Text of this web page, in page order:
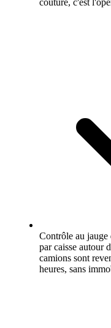
couture, c'est
Contrôle au jauge
par caisse autour
camions sont
heures, sans